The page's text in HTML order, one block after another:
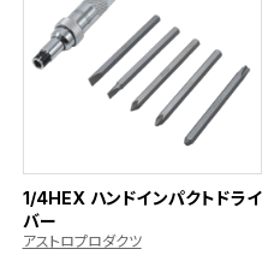
1/4HEX ハンドインパクトドライ
バー
アストロプロダクツ